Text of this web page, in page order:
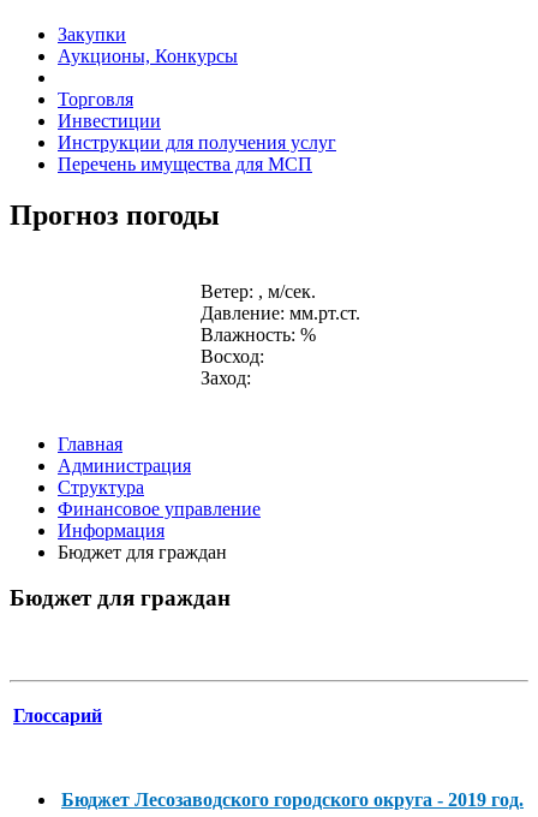
Закупки
Аукционы, Конкурсы
Торговля
Инвестиции
Инструкции для получения услуг
Перечень имущества для МСП
Прогноз погоды
Ветер: , м/сек.
Давление: мм.рт.ст.
Влажность: %
Восход:
Заход:
Главная
Администрация
Структура
Финансовое управление
Информация
Бюджет для граждан
Бюджет для граждан
Глоссарий
Бюджет Лесозаводского городского округа - 2019 год.